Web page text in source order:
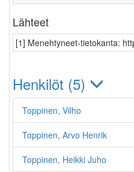
Lähteet
[1] Menehtyneet-tietokanta:
Henkilöt (5)
Toppinen, Vilho
Toppinen, Arvo Henrik
Toppinen, Heikki Juho